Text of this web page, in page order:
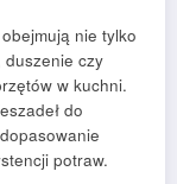
nie tylko
duszenie czy
w kuchni.
do
potraw.